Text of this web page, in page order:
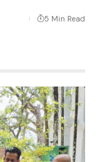
5 Min Read